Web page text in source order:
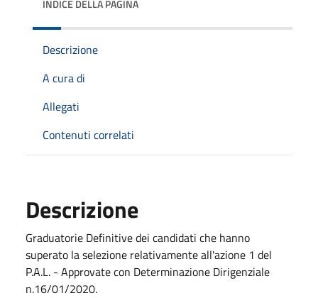
INDICE DELLA PAGINA
Descrizione
A cura di
Allegati
Contenuti correlati
Descrizione
Graduatorie Definitive dei candidati che hanno
superato la selezione relativamente all'azione 1 del
P.A.L. - Approvate con Determinazione Dirigenziale
n.16/01/2020.